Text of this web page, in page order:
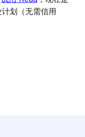
划（无需信用